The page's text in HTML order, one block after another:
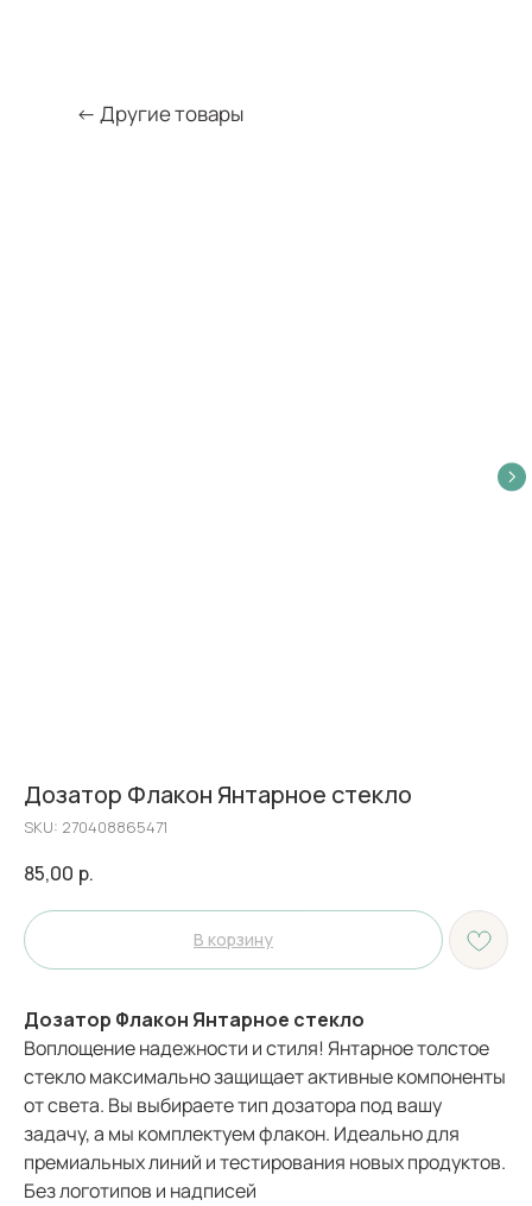
← Другие товары
Дозатор Флакон Янтарное стекло
SKU: 270408865471
85,00 р.
В корзину
Дозатор Флакон Янтарное стекло
Воплощение надежности и стиля! Янтарное толстое
стекло максимально защищает активные компоненты
от света. Вы выбираете тип дозатора под вашу
задачу, а мы комплектуем флакон. Идеально для
премиальных линий и тестирования новых продуктов.
Без логотипов и надписей